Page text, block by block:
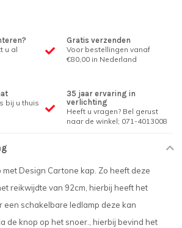
u al
Gratis verzenden
Voor bestellingen vanaf
€80,00 in Nederland
bij u thuis
35 jaar ervaring in
verlichting
Heeft u vragen? Bel gerust
naar de winkel; 071-4013008
Design Cartone kap. Zo heeft deze
reikwijdte van 92cm, hierbij heeft het
een schakelbare ledlamp deze kan
de knop op het snoer., hierbij bevind het